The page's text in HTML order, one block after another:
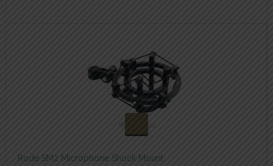
สอบถามและสั่งซื้อสินค้า
Rode SM2 Microphone Shock Mount